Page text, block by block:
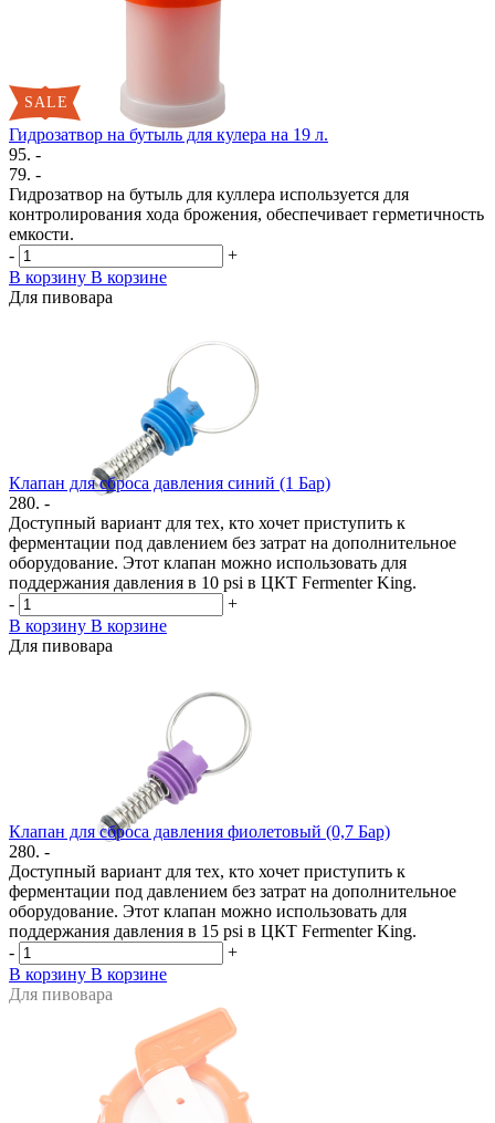
Гидрозатвор на бутыль для кулера на 19 л.
95. -
79. -
Гидрозатвор на бутыль для куллера используется для
контролирования хода брожения, обеспечивает герметичность
емкости.
-
+
В корзину В корзине
Для пивовара
Клапан для сброса давления синий (1 Бар)
280. -
Доступный вариант для тех, кто хочет приступить к
ферментации под давлением без затрат на дополнительное
оборудование. Этот клапан можно использовать для
поддержания давления в 10 psi в ЦКТ Fermenter King.
-
+
В корзину В корзине
Для пивовара
Клапан для сброса давления фиолетовый (0,7 Бар)
280. -
Доступный вариант для тех, кто хочет приступить к
ферментации под давлением без затрат на дополнительное
оборудование. Этот клапан можно использовать для
поддержания давления в 15 psi в ЦКТ Fermenter King.
-
+
В корзину В корзине
Для пивовара